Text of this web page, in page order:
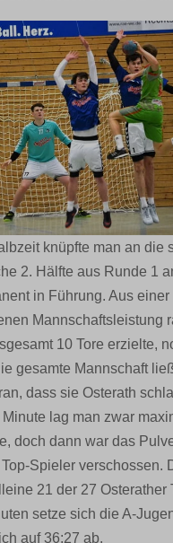
knüpfte man an die
2. Hälfte aus Runde 1
in Führung. Aus einer
Mannschaftsleistung
10 Tore erzielte,
gesamte Mannschaft
dass sie Osterath
Minute lag man zwar
doch dann war das
Spieler verschossen.
21 der 27 Osterather
setze sich die A-
auf 36:27 ab.